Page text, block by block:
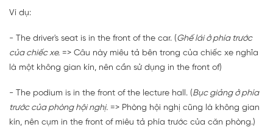
Ví dụ:
- The driver's seat is in the front of the car. (Ghế lái ở phía trước
của chiếc xe. => Câu này miêu tả bên trong của chiếc xe nghĩa
là một không gian kín, nên cần sử dụng in the front of)
- The podium is in the front of the lecture hall. (Bục giảng ở phía
trước của phòng hội nghị. => Phòng hội nghị cũng là không gian
kín, nên cụm in the front of miêu tả phía trước của căn phòng.)